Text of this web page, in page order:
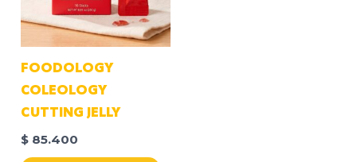
FOODOLOGY
COLEOLOGY
CUTTING JELLY
$ 85.400